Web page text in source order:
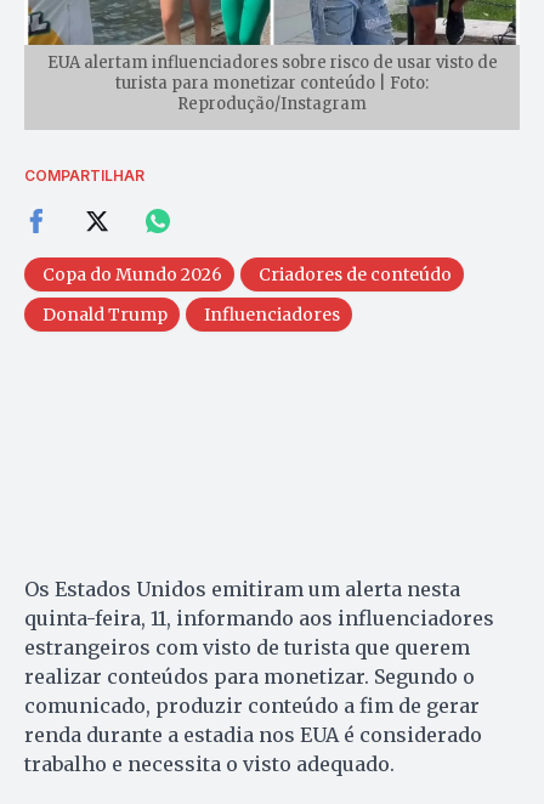
EUA alertam influenciadores sobre risco de usar visto de
turista para monetizar conteúdo | Foto:
Reprodução/Instagram
COMPARTILHAR
Copa do Mundo 2026
Criadores de conteúdo
Donald Trump
Influenciadores
Os Estados Unidos emitiram um alerta nesta
quinta-feira, 11, informando aos influenciadores
estrangeiros com visto de turista que querem
realizar conteúdos para monetizar. Segundo o
comunicado, produzir conteúdo a fim de gerar
renda durante a estadia nos EUA é considerado
trabalho e necessita o visto adequado.